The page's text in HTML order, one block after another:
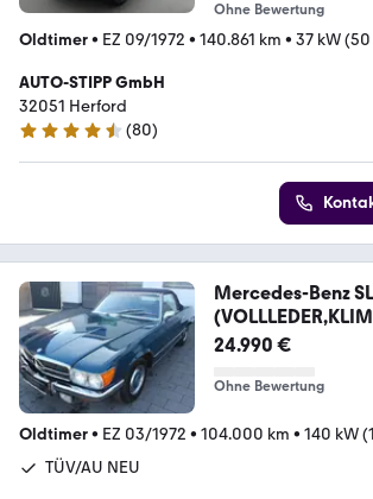
Ohne Bewertung
Oldtimer• EZ 09/1972 • 140.861 km • 37 kW (50
AUTO-STIPP GmbH
32051 Herford
4.3 Sterne
(80)
Mercedes-Benz
24.990 €
Ohne Bewertung
Oldtimer• EZ 03/1972 • 104.000 km • 140 kW
TÜV/AU NEU